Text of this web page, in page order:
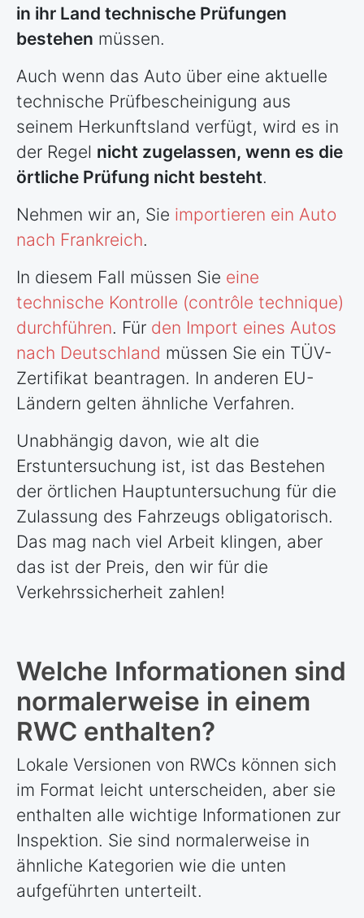
in ihr Land technische Prüfungen
bestehen müssen.
Auch wenn das Auto über eine aktuelle
technische Prüfbescheinigung aus
seinem Herkunftsland verfügt, wird es in
der Regel nicht zugelassen, wenn es die
örtliche Prüfung nicht besteht.
Nehmen wir an, Sie importieren ein Auto
nach Frankreich.
In diesem Fall müssen Sie eine
technische Kontrolle (contrôle technique)
durchführen. Für den Import eines Autos
nach Deutschland müssen Sie ein TÜV-
Zertifikat beantragen. In anderen EU-
Ländern gelten ähnliche Verfahren.
Unabhängig davon, wie alt die
Erstuntersuchung ist, ist das Bestehen
der örtlichen Hauptuntersuchung für die
Zulassung des Fahrzeugs obligatorisch.
Das mag nach viel Arbeit klingen, aber
das ist der Preis, den wir für die
Verkehrssicherheit zahlen!
Welche Informationen sind
normalerweise in einem
RWC enthalten?
Lokale Versionen von RWCs können sich
im Format leicht unterscheiden, aber sie
enthalten alle wichtige Informationen zur
Inspektion. Sie sind normalerweise in
ähnliche Kategorien wie die unten
aufgeführten unterteilt.